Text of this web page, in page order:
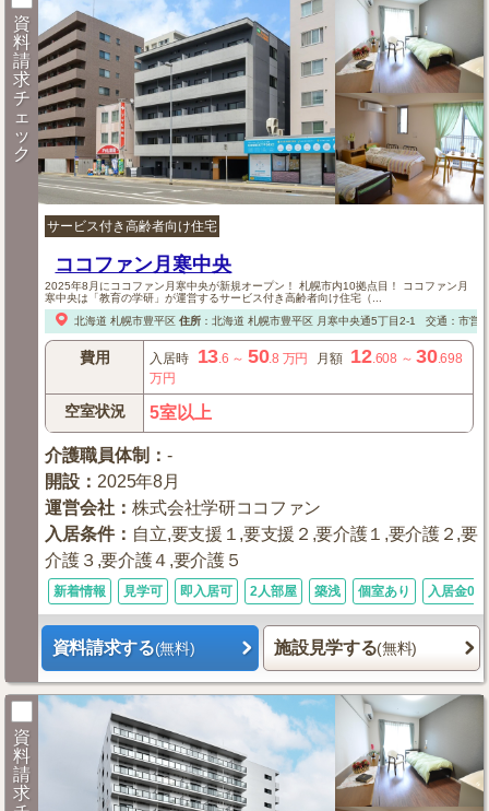
資
料
請
求
チ
ェ
ッ
ク
サービス付き高齢者向け住宅
ココファン月寒中央
2025年8月にココファン月寒中央が新規オープン！ 札幌市内10拠点目！ ココファン月
寒中央は「教育の学研」が運営するサービス付き高齢者向け住宅（...
北海道 札幌市豊平区 住所： 北海道 札幌市豊平区月寒中央通5丁目2-1 交通：市営
費用 入居時 13.6 ～ 50.8 万円 月額 12.608 ～30.698
万円
空室状況 5室以上
介護職員体制 ：-
開設 ： 2025年8月
運営会社 ：株式会社学研ココファン
入居条件： 自立,要支援１,要支援２,要介護１,要介護２,要
介護３,要介護４,要介護５
新着情報 見学可 即入居可 2人部屋 築浅 個室あり 入居金0円
資料請求する(無料) 施設見学する(無料)
資
料
請
求